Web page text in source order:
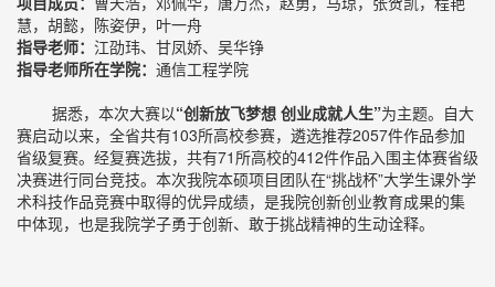
慧，胡懿，陈姿伊，叶一舟
指导老师： 江劭玮、甘凤娇、吴华铮
指导老师所在学院： 通信工程学院
据悉，本次大赛以“创新放飞梦想 创业成就人生”为主题。自大
赛启动以来，全省共有103所高校参赛，遴选推荐2057件作品参加
省级复赛。经复赛选拔，共有71所高校的412件作品入围主体赛省级
决赛进行同台竞技。本次我院本硕项目团队在“挑战杯”大学生课外学
术科技作品竞赛中取得的优异成绩，是我院创新创业教育成果的集
中体现，也是我院学子勇于创新、敢于挑战精神的生动诠释。